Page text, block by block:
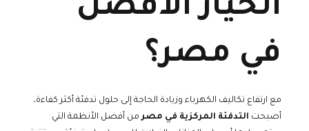
الخيار الأفضل
في مصر؟
مع ارتفاع تكاليف الكهرباء وزيادة الحاجة إلى حلول تدفئة أكثر كفاءة،
أصبحت التدفئة المركزية في مصرمن أفضل الأنظمة التي